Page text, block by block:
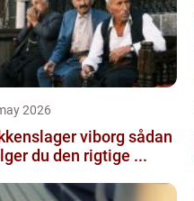
2026
viborg sådan
du den rigtige ...